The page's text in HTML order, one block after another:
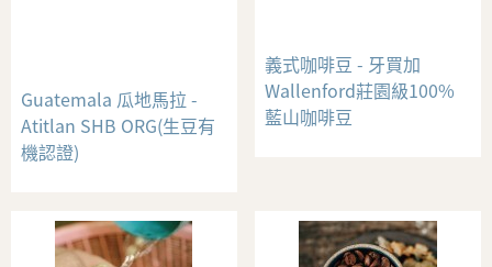
Guatemala 瓜地馬拉 -
Atitlan SHB ORG(生豆有
機認證)
義式咖啡豆 - 牙買加
Wallenford莊園級100%
藍山咖啡豆